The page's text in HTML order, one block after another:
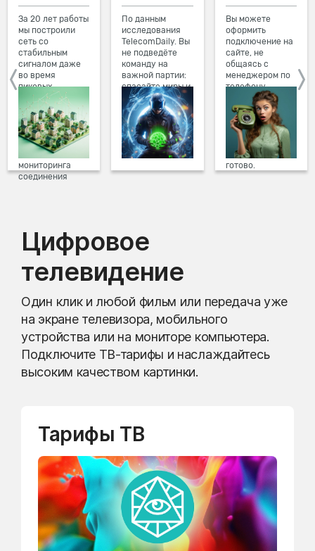
За 20 лет работы
мы построили
сеть со
стабильным
сигналом даже
во время
пиковых
нагрузок в
вечернее время.
Мы постоянно
обновляем наше
оборудование в
домах, а система
мониторинга
соединения
По данным
исследования
TelecomDaily. Вы
не подведёте
команду на
важной партии:
спасайте миры и
побеждайте с
друзьями в
онлайн-играх.
Вы можете
оформить
подключение на
сайте, не
общаясь с
менеджером по
телефону.
Просто в три
клика заполните
форму заявки на
сайте, выберите
дату и время
подключения,
готово.
Цифровое
телевидение
Один клик и любой фильм или передача уже
на экране телевизора, мобильного
устройства или на мониторе компьютера.
Подключите ТВ-тарифы и наслаждайтесь
высоким качеством картинки.
Тарифы ТВ